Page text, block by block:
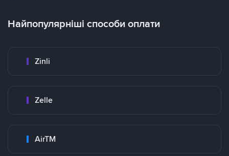
Найпопулярніші способи оплати
Zinli
Zelle
AirTM